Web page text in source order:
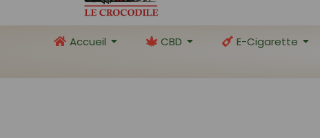
Accueil CBD E-Cigarette